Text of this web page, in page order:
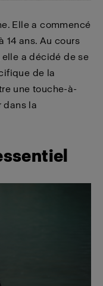
Elle a commencé
14 ans. Au cours
a décidé de se
de la
une touche-à-
dans la